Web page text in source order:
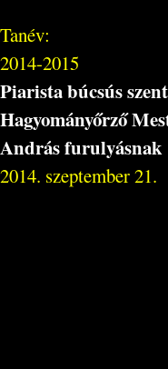
Tanév:
2014-2015
Piarista búcsús
Hagyományőrző
András furulyásnak
2014. szeptember 21.